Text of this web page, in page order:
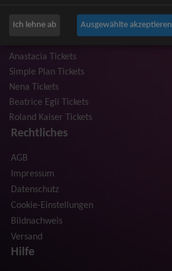
Trailerpark & Friends Tickets
Anastacia Tickets
Simple Plan Tickets
Nena Tickets
Beatrice Egli Tickets
Roland Kaiser Tickets
Rechtliches
AGB
Impressum
Datenschutz
Cookie-Einstellungen
Bildnachweis
Versand
Hilfe
Ich lehne ab Ausgewählte akzeptieren